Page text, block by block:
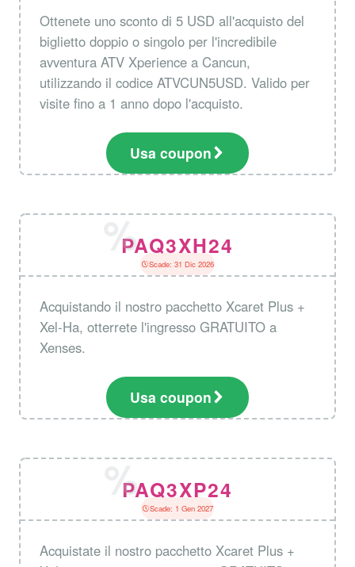
Ottenete uno sconto di 5 USD all'acquisto del
biglietto doppio o singolo per l'incredibile
avventura ATV Xperience a Cancun,
utilizzando il codice ATVCUN5USD. Valido per
visite fino a 1 anno dopo l'acquisto.
Usa coupon
Scade: 31 Dic 2026
PAQ3XH24
Acquistando il nostro pacchetto Xcaret Plus +
Xel-Ha, otterrete l'ingresso GRATUITO a
Xenses.
Usa coupon
Scade: 1 Gen 2027
PAQ3XP24
Acquistate il nostro pacchetto Xcaret Plus +